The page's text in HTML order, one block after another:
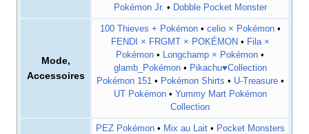
Pokémon Jr. • Dobble Pocket Monster
Mode,
Accessoires
100 Thieves + Pokémon• celio × Pokémon•
FENDI × FRGMT × POKÉMON • Fila ×
Pokémon • Longchamp × Pokémon •
glamb_Pokémon• Pikachu♥Collection
Pokémon 151 • Pokémon Shirts • U-Treasure•
UT Pokémon• Yummy Mart Pokémon
Collection
PEZ Pokémon• Mix au Lait• Pocket Monsters